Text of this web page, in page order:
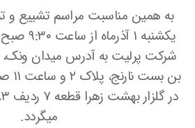
به همین مناسبت مراسم تشییع و
یکشنبه
شرکت پرلیت به آدرس میدان ونک،
بن
میگردد.